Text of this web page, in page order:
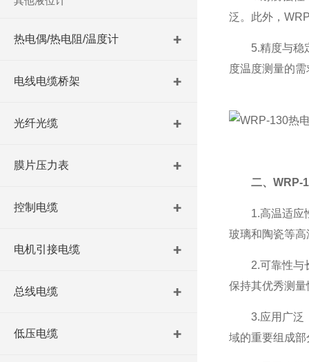
热电偶/热电阻/温度计
电线电缆桥架
光纤光缆
膜片压力表
控制电缆
电机引接电缆
总线电缆
低压电缆
泛。此外，
5.精度与稳定
度温度测量的需
二、WRP-
1.高温适应性
玻璃和陶瓷等
2.可靠性与长
保持其优秀测
3.应用广泛：
域的重要组成